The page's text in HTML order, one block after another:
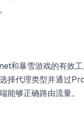
和暴雪游戏的有效
择代理类型并通过
能够正确路由流量。